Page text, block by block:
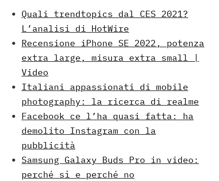
Quali trendtopics dal CES 2021?
L’analisi di HotWire
Recensione iPhone SE 2022, potenza
extra large, misura extra small |
Video
Italiani appassionati di mobile
photography: la ricerca di realme
Facebook ce l’ha quasi fatta: ha
demolito Instagram con la
pubblicità
Samsung Galaxy Buds Pro in video:
perché sì e perché no